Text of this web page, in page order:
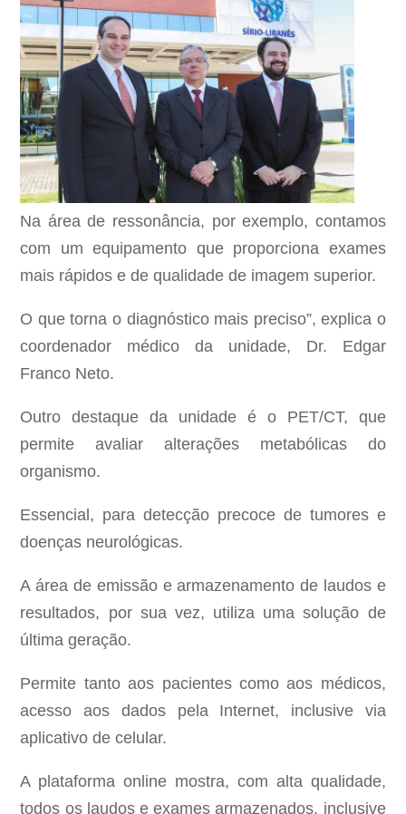
Na área de ressonância, por exemplo, contamos
com um equipamento que proporciona exames
mais rápidos e de qualidade de imagem superior.
O que torna o diagnóstico mais preciso”, explica o
coordenador médico da unidade, Dr. Edgar
Franco Neto.
Outro destaque da unidade é o PET/CT, que
permite avaliar alterações metabólicas do
organismo.
Essencial, para detecção precoce de tumores e
doenças neurológicas.
A área de emissão e armazenamento de laudos e
resultados, por sua vez, utiliza uma solução de
última geração.
Permite tanto aos pacientes como aos médicos,
acesso aos dados pela Internet, inclusive via
aplicativo de celular.
A plataforma online mostra, com alta qualidade,
todos os laudos e exames armazenados, inclusive